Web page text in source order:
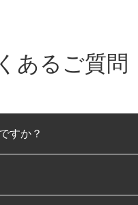
あるご質問
すか？